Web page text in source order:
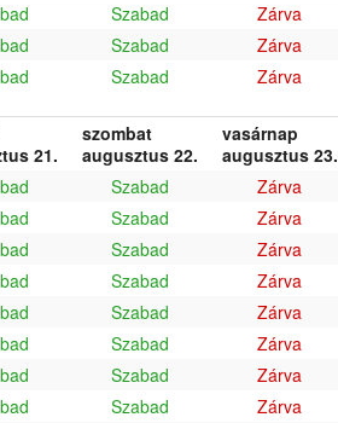
Szabad Zárva
Szabad Zárva
Szabad Zárva
21.
szombat
augusztus 22.
vasárnap
augusztus 23.
Szabad Zárva
Szabad Zárva
Szabad Zárva
Szabad Zárva
Szabad Zárva
Szabad Zárva
Szabad Zárva
Szabad Zárva